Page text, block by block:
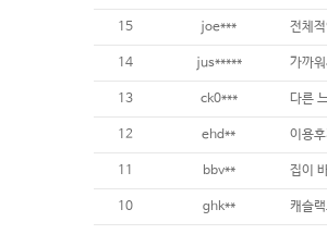
15 joe*** 전체
14 jus***** 가까
13 ck0*** 다른
12 ehd** 이용
11 bbv** 집이
10 ghk** 캐슬